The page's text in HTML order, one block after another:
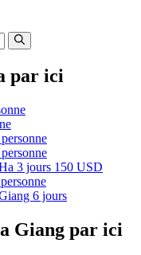
par ici
3 jours 150 USD
6 jours
Giang par ici